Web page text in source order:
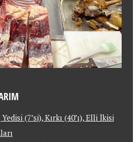
(7’si), Kırkı (40’ı), Elli İkisi